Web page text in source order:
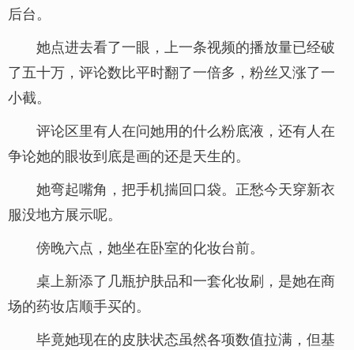
后台。
她点进去看了一眼，上一条视频的播放量已经破
了五十万，评论数比平时翻了一倍多，粉丝又涨了一
小截。
评论区里有人在问她用的什么粉底液，还有人在
争论她的眼妆到底是画的还是天生的。
她弯起嘴角，把手机揣回口袋。正愁今天穿新衣
服没地方展示呢。
傍晚六点，她坐在卧室的化妆台前。
桌上新添了几瓶护肤品和一套化妆刷，是她在商
场的药妆店顺手买的。
毕竟她现在的皮肤状态虽然各项数值拉满，但基